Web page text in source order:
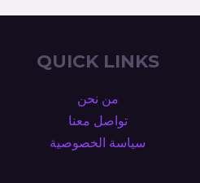
QUICK LINKS
من نحن
تواصل معنا
سياسة الخصوصية